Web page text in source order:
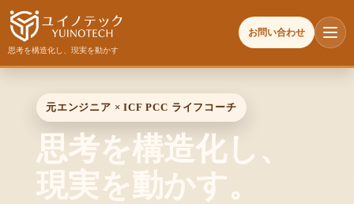
思考を構造化し、現実を動かす
お問い合わせ
元エンジニア × ICF PCC ライフコーチ
思考を構造化し、
現実を動かす。